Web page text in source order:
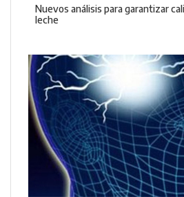
Nuevos análisis para garantizar
leche